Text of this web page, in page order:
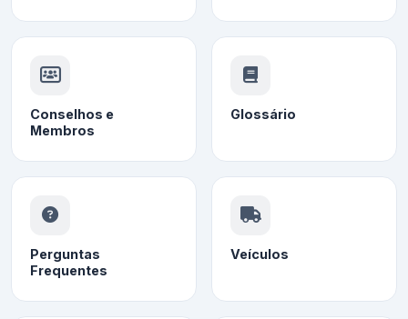
Conselhos e
Membros
Glossário
Perguntas
Frequentes
Veículos